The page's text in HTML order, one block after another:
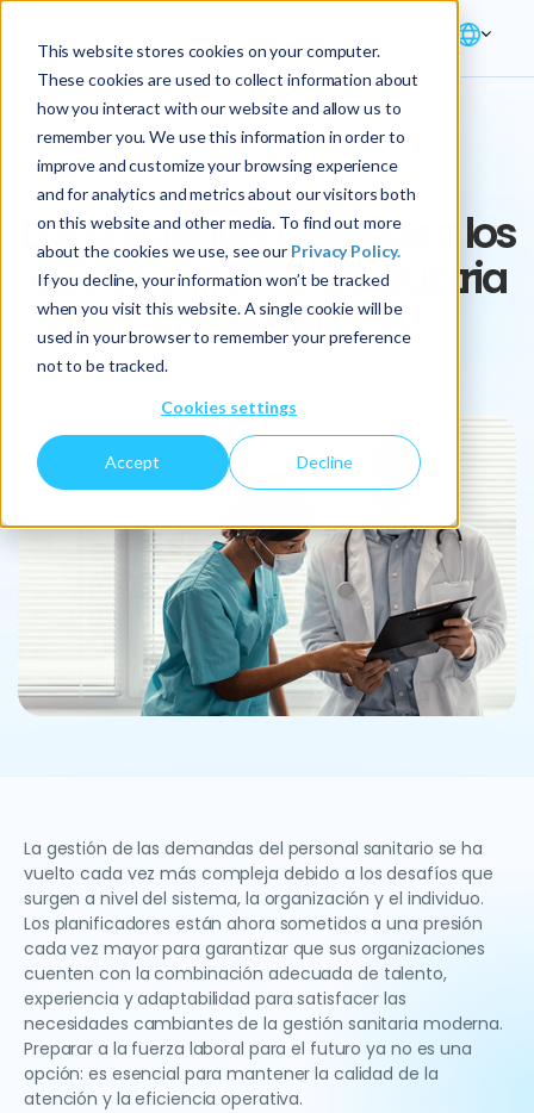
This website stores cookies on your computer.
These cookies are used to collect information about
how you interact with our website and allow us to
remember you. We use this information in order to
improve and customize your browsing experience
and for analytics and metrics about our visitors both
on this website and other media. To find out more
about the cookies we use, see our Privacy Policy.
If you decline, your information won’t be tracked
when you visit this website. A single cookie will be
used in your browser to remember your preference
not to be tracked.
Cookies settings
Accept Decline
ARTICLE
Los crecientes desafíos a los
que se enfrenta la industria
de la salud
La gestión de las demandas del personal sanitario se ha
vuelto cada vez más compleja debido a los desafíos que
surgen a nivel del sistema, la organización y el individuo.
Los planificadores están ahora sometidos a una presión
cada vez mayor para garantizar que sus organizaciones
cuenten con la combinación adecuada de talento,
experiencia y adaptabilidad para satisfacer las
necesidades cambiantes de la gestión sanitaria moderna.
Preparar a la fuerza laboral para el futuro ya no es una
opción: es esencial para mantener la calidad de la
atención y la eficiencia operativa.